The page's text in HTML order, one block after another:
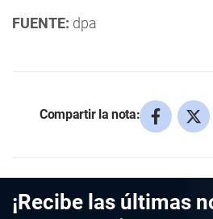
FUENTE: dpa
Compartir la nota:
¡Recibe las últimas